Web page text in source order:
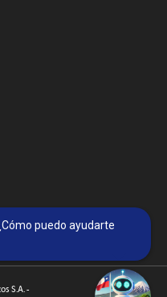
S.A. -
puedo ayudarte